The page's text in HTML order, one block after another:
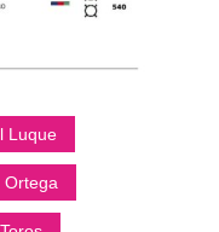
Luque
Ortega